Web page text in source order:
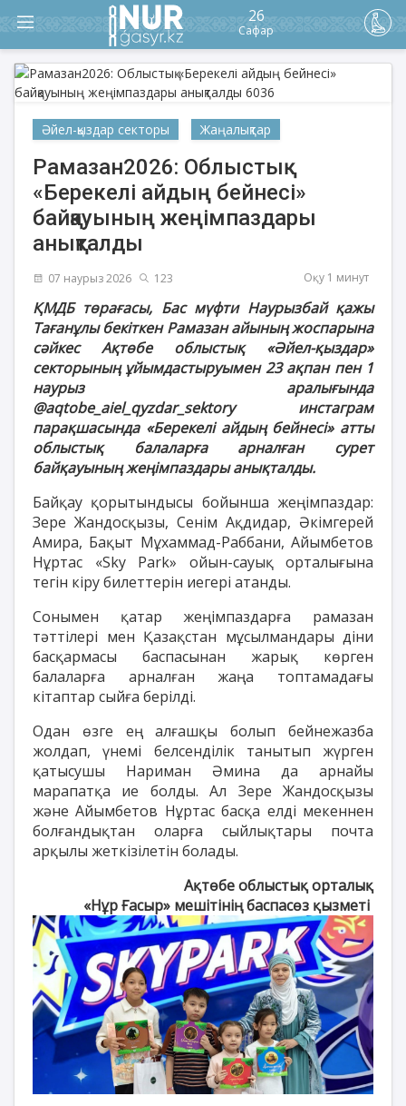
26
Сафар
Әйел-қыздар секторы Жаңалықтар
Рамазан2026: Облыстық
«Берекелі айдың бейнесі»
байқауының жеңімпаздары
анықталды
07 наурыз 2026 123 Оқу 1 минут
ҚМДБ төрағасы, Бас мүфти Наурызбай қажы
Тағанұлы бекіткен Рамазан айының жоспарына
сәйкес Ақтөбе облыстық «Әйел-қыздар»
секторының ұйымдастыруымен 23 ақпан пен 1
наурыз аралығында
@aqtobe_aiel_qyzdar_sektory инстаграм
парақшасында «Берекелі айдың бейнесі» атты
облыстық балаларға арналған сурет
байқауының жеңімпаздары анықталды.
Байқау қорытындысы бойынша жеңімпаздар:
Зере Жандосқызы, Сенім Ақдидар, Әкімгерей
Амира, Бақыт Мұхаммад-Раббани, Айымбетов
Нұртас «Sky Park» ойын-сауық орталығына
тегін кіру билеттерін иегері атанды.
Сонымен қатар жеңімпаздарға рамазан
тәттілері мен Қазақстан мұсылмандары діни
басқармасы баспасынан жарық көрген
балаларға арналған жаңа топтамадағы
кітаптар сыйға берілді.
Одан өзге ең алғашқы болып бейнежазба
жолдап, үнемі белсенділік танытып жүрген
қатысушы Нариман Әмина да арнайы
марапатқа ие болды. Ал Зере Жандосқызы
және Айымбетов Нұртас басқа елді мекеннен
болғандықтан оларға сыйлықтары почта
арқылы жеткізілетін болады.
Ақтөбе облыстық орталық
«Нұр Ғасыр» мешітінің баспасөз қызметі